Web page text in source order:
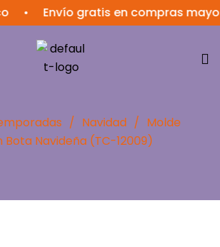
Envío gratis en compras mayores a
/ Navidad / Molde
Bota Navideña (TC-12009)